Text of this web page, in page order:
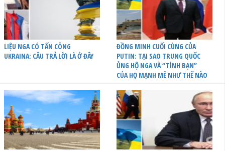
LIỆU NGA CÓ TẤN CÔNG
UKRAINA: CÂU TRẢ LỜI LÀ Ở ĐÂY
ĐỒNG MINH CUỐI CÙNG CỦA
PUTIN: TẠI SAO TRUNG QUỐC
ỦNG HỘ NGA VÀ “TÌNH BẠN”
CỦA HỌ MẠNH MẼ NHƯ THẾ NÀO